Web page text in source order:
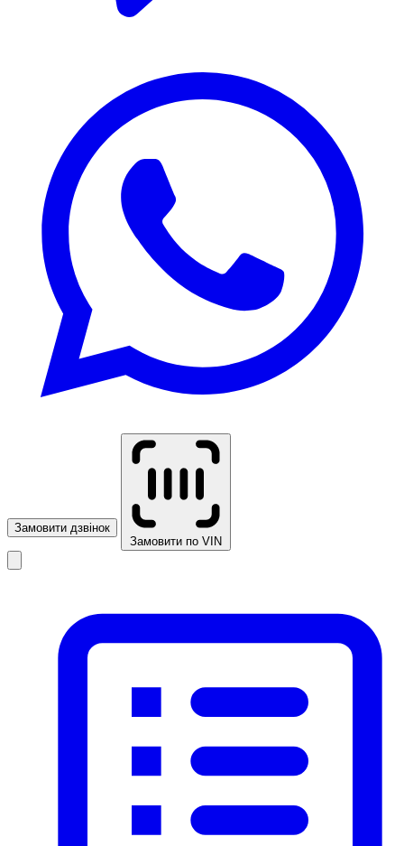
Замовити дзвінок
Замовити по VIN